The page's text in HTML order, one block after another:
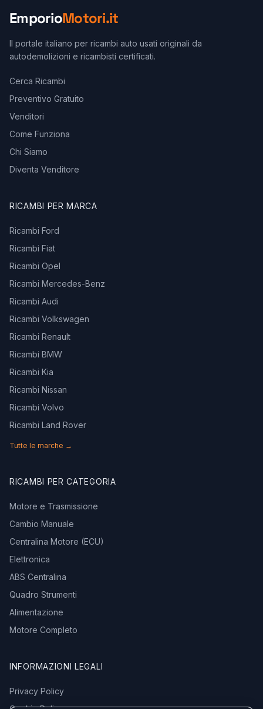
EmporioMotori.it
Il portale italiano per ricambi auto usati originali da
autodemolizioni e ricambisti certificati.
Cerca Ricambi
Preventivo Gratuito
Venditori
Come Funziona
Chi Siamo
Diventa Venditore
RICAMBI PER MARCA
Ricambi Ford
Ricambi Fiat
Ricambi Opel
Ricambi Mercedes-Benz
Ricambi Audi
Ricambi Volkswagen
Ricambi Renault
Ricambi BMW
Ricambi Kia
Ricambi Nissan
Ricambi Volvo
Ricambi Land Rover
Tutte le marche →
RICAMBI PER CATEGORIA
Motore e Trasmissione
Cambio Manuale
Centralina Motore (ECU)
Elettronica
ABS Centralina
Quadro Strumenti
Alimentazione
Motore Completo
INFORMAZIONI LEGALI
Privacy Policy